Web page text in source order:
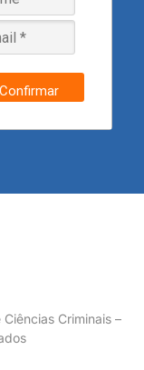
Confirmar
Criminais –